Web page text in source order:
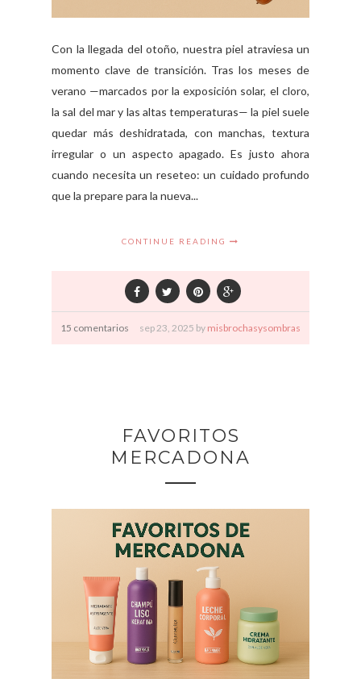
Con la llegada del otoño, nuestra piel atraviesa un
momento clave de transición. Tras los meses de
verano —marcados por la exposición solar, el cloro,
la sal del mar y las altas temperaturas— la piel suele
quedar más deshidratada, con manchas, textura
irregular o un aspecto apagado. Es justo ahora
cuando necesita un reseteo: un cuidado profundo
que la prepare para la nueva...
CONTINUE READING
15 comentarios sep23, 2025 by misbrochasysombras
FAVORITOS
MERCADONA